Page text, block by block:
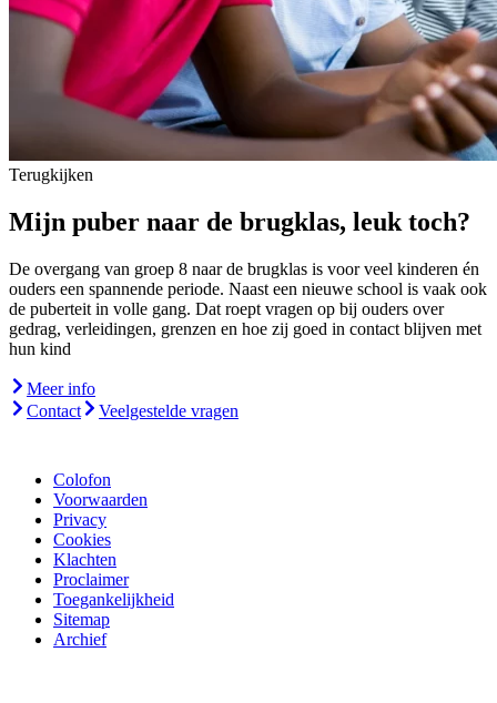
Terugkijken
Mijn puber naar de brugklas, leuk toch?
De overgang van groep 8 naar de brugklas is voor veel kinderen én
ouders een spannende periode. Naast een nieuwe school is vaak ook
de puberteit in volle gang. Dat roept vragen op bij ouders over
gedrag, verleidingen, grenzen en hoe zij goed in contact blijven met
hun kind
Meer info
Contact
Veelgestelde vragen
Colofon
Voorwaarden
Privacy
Cookies
Klachten
Proclaimer
Toegankelijkheid
Sitemap
Archief